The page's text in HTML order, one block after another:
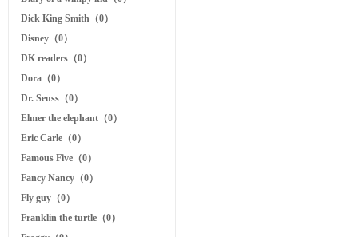
Dick King Smith（0）
Disney（0）
DK readers（0）
Dora（0）
Dr. Seuss（0）
Elmer the elephant（0）
Eric Carle（0）
Famous Five（0）
Fancy Nancy（0）
Fly guy（0）
Franklin the turtle（0）